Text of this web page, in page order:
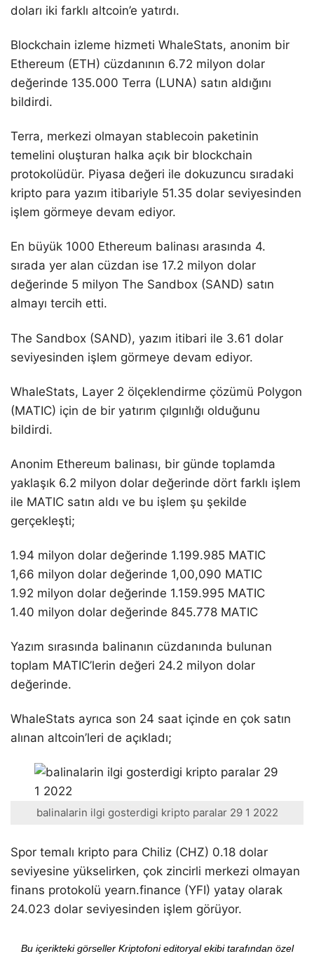
doları iki farklı altcoin’e yatırdı.
Blockchain izleme hizmeti WhaleStats, anonim bir
Ethereum (ETH) cüzdanının 6.72 milyon dolar
değerinde 135.000 Terra (LUNA) satın aldığını
bildirdi.
Terra, merkezi olmayan stablecoin paketinin
temelini oluşturan halka açık bir blockchain
protokolüdür. Piyasa değeri ile dokuzuncu sıradaki
kripto para yazım itibariyle 51.35 dolar seviyesinden
işlem görmeye devam ediyor.
En büyük 1000 Ethereum balinası arasında 4.
sırada yer alan cüzdan ise 17.2 milyon dolar
değerinde 5 milyon The Sandbox (SAND) satın
almayı tercih etti.
The Sandbox (SAND), yazım itibari ile 3.61 dolar
seviyesinden işlem görmeye devam ediyor.
WhaleStats, Layer 2 ölçeklendirme çözümü Polygon
(MATIC) için de bir yatırım çılgınlığı olduğunu
bildirdi.
Anonim Ethereum balinası, bir günde toplamda
yaklaşık 6.2 milyon dolar değerinde dört farklı işlem
ile MATIC satın aldı ve bu işlem şu şekilde
gerçekleşti;
1.94 milyon dolar değerinde 1.199.985 MATIC
1,66 milyon dolar değerinde 1,00,090 MATIC
1.92 milyon dolar değerinde 1.159.995 MATIC
1.40 milyon dolar değerinde 845.778 MATIC
Yazım sırasında balinanın cüzdanında bulunan
toplam MATIC’lerin değeri 24.2 milyon dolar
değerinde.
WhaleStats ayrıca son 24 saat içinde en çok satın
alınan altcoin’leri de açıkladı;
balinalarin ilgi gosterdigi kripto paralar 29 1 2022
Spor temalı kripto para Chiliz (CHZ) 0.18 dolar
seviyesine yükselirken, çok zincirli merkezi olmayan
finans protokolü yearn.finance (YFI) yatay olarak
24.023 dolar seviyesinden işlem görüyor.
Bu içerikteki görseller Kriptofoni editoryal ekibi tarafından özel